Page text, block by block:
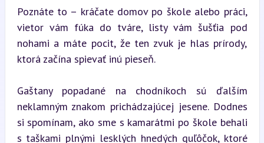
Poznáte to – kráčate domov po škole alebo práci,
vietor vám fúka do tváre, listy vám šušťia pod
nohami a máte pocit, že ten zvuk je hlas prírody,
ktorá začína spievať inú pieseň.
Gaštany popadané na chodníkoch sú ďalším
neklamným znakom prichádzajúcej jesene. Dodnes
si spomínam, ako sme s kamarátmi po škole behali
s taškami plnými lesklých hnedých guľôčok, ktoré